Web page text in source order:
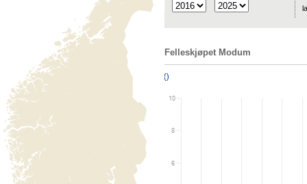
Felleskjøpet Modum